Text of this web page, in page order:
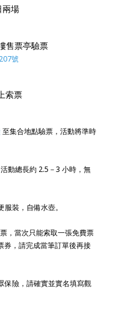
兩場
售票亭驗票
號
索票
至集合地點驗票，活動將準時
活動總長約 2.5－3 小時，無
裝，自備水壺。
，當次只能索取一張免費票
券，請完成當筆訂單後再接
保險，請確實並實名填寫觀